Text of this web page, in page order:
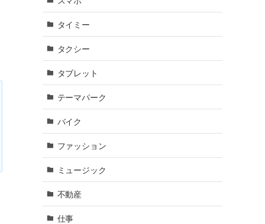
タイミー
タクシー
タブレット
テーマパーク
バイク
ファッション
ミュージック
不動産
仕事